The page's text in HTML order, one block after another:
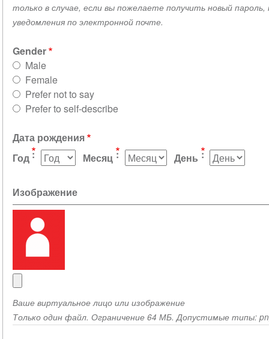
только в случае, если вы пожелаете получить новый пароль,
уведомления по электронной почте.
Gender
Male
Female
Prefer not to say
Prefer to self-describe
Дата рождения
Год
Месяц День
Изображение
Ваше виртуальное лицо или изображение
Только один файл. Ограничение 64 МБ. Допустимые типы: